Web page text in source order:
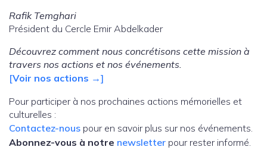
Rafik Temghari
Président du Cercle Emir Abdelkader
Découvrez comment nous concrétisons cette mission à
travers nos actions et nos événements.
[Voir nos actions →]
Pour participer à nos prochaines actions mémorielles et
culturelles :
Contactez-nous pour en savoir plus sur nos événements.
Abonnez-vous à notre newsletter pour rester informé.